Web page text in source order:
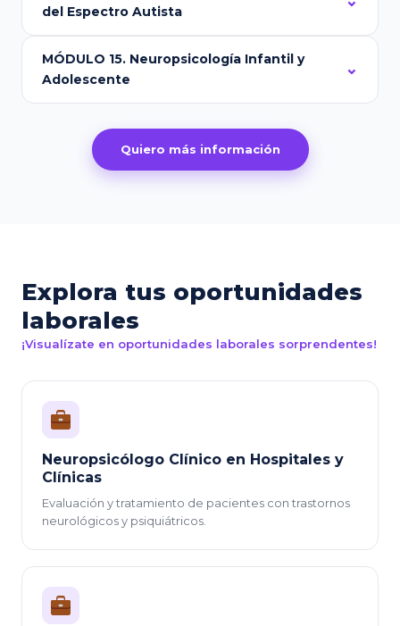
del Espectro Autista
MÓDULO 15. Neuropsicología Infantil y
Adolescente
Quiero más información
Explora tus oportunidades
laborales
¡Visualízate en oportunidades laborales sorprendentes!
Neuropsicólogo Clínico en Hospitales y
Clínicas
Evaluación y tratamiento de pacientes con trastornos
neurológicos y psiquiátricos.